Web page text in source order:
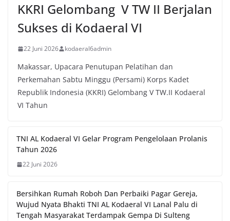
KKRI Gelombang V TW II Berjalan
Sukses di Kodaeral VI
22 Juni 2026 kodaeral6admin
Makassar, Upacara Penutupan Pelatihan dan
Perkemahan Sabtu Minggu (Persami) Korps Kadet
Republik Indonesia (KKRI) Gelombang V TW.II Kodaeral
VI Tahun
TNI AL Kodaeral VI Gelar Program Pengelolaan Prolanis
Tahun 2026
22 Juni 2026
Bersihkan Rumah Roboh Dan Perbaiki Pagar Gereja,
Wujud Nyata Bhakti TNI AL Kodaeral VI Lanal Palu di
Tengah Masyarakat Terdampak Gempa Di Sulteng